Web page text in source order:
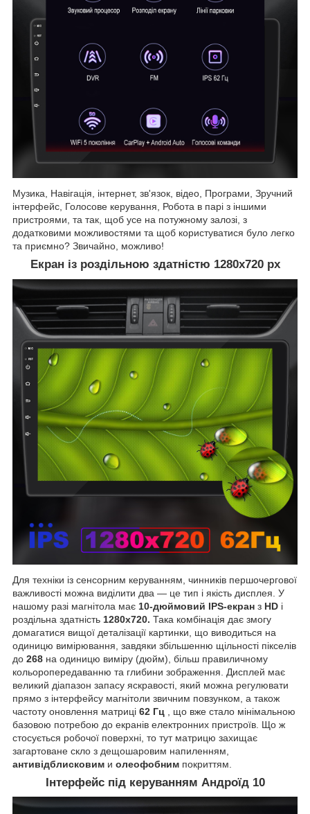
Музика, Навігація, інтернет, зв'язок, відео, Програми, Зручний
інтерфейс, Голосове керування, Робота в парі з іншими
пристроями, та так, щоб усе на потужному залозі, з
додатковими можливостями та щоб користуватися було легко
та приємно? Звичайно, можливо!
Екран із роздільною здатністю 1280х720 рх
Для техніки із сенсорним керуванням, чинників першочергової
важливості можна виділити два — це тип і якість дисплея. У
нашому разі магнітола має 10-дюймовий IPS-екран з HD і
роздільна здатність 1280х720. Така комбінація дає змогу
домагатися вищої деталізації картинки, що виводиться на
одиницю вимірювання, завдяки збільшенню щільності пікселів
до 268 на одиницю виміру (дюйм), більш правиличному
кольоропередаванню та глибини зображення. Дисплей має
великий діапазон запасу яскравості, який можна регулювати
прямо з інтерфейсу магнітоли звичним повзунком, а також
частоту оновлення матриці 62 Гц , що вже стало мінімальною
базовою потребою до екранів електронних пристроїв. Що ж
стосується робочої поверхні, то тут матрицю захищає
загартоване скло з дещошаровим напиленням,
антивідблисковим и олеофобним покриттям.
Інтерфейс під керуванням Андроїд 10